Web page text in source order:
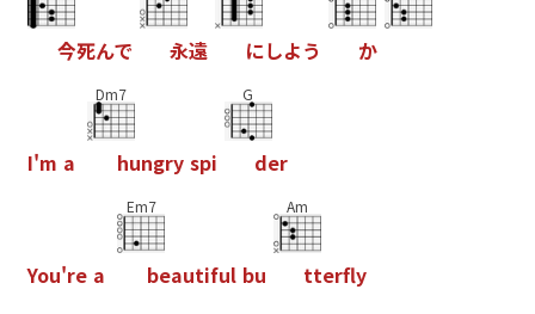
今死んで 永遠 にしよう か
I'm a
Dm7
hungry spi
G
der
You're a
Em7
beautiful bu
Am
tterfy